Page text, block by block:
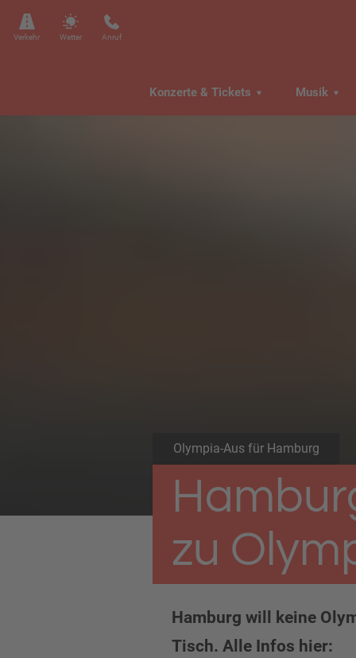
Verkehr Wetter Anruf
Konzerte & Tickets Musik
Olympia-Aus für Hamburg
zu
Hamburg will keine
Tisch. Alle Infos hier: